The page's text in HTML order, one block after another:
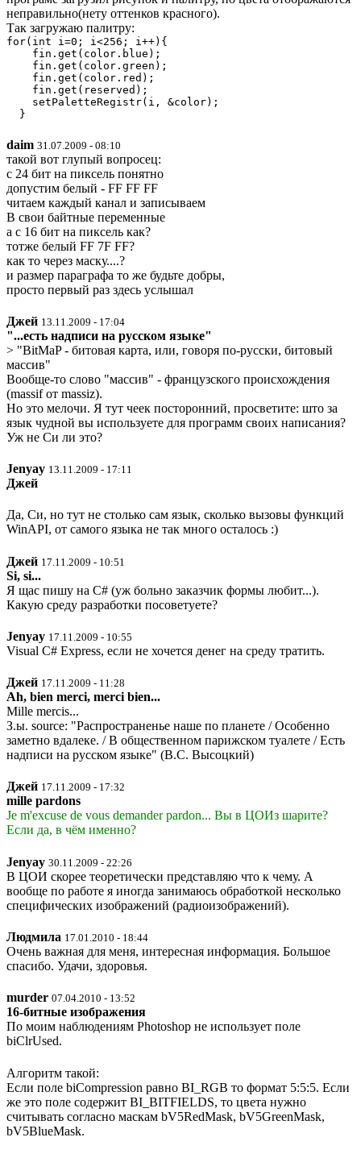
неправильно(нету оттенков красного).
Так загружаю палитру:
for(int i=0; i<256; i++){
    fin.get(color.blue);
    fin.get(color.green);
    fin.get(color.red);
    fin.get(reserved);
    setPaletteRegistr(i, &color);
  }
daim 31.07.2009 - 08:10
такой вот глупый вопросец:
с 24 бит на пиксель понятно
допустим белый - FF FF FF
читаем каждый канал и записываем
В свои байтные переменные
а с 16 бит на пиксель как?
тотже белый FF 7F FF?
как то через маску....?
и размер параграфа то же будьте добры,
просто первый раз здесь услышал
Джей 13.11.2009 - 17:04
"...есть надписи на русском языке"
> "BitMaP - битовая карта, или, говоря по-русски, битовый
массив"
Вообще-то слово "массив" - французского происхождения
(massif от massiz).
Но это мелочи. Я тут чеек посторонний, просветите: што за
язык чудной вы используете для программ своих написания?
Уж не Си ли это?
Jenyay 13.11.2009 - 17:11
Джей
Да, Си, но тут не столько сам язык, сколько вызовы функций
WinAPI, от самого языка не так много осталось :)
Джей 17.11.2009 - 10:51
Si, si...
Я щас пишу на C# (уж больно заказчик формы любит...).
Какую среду разработки посоветуете?
Jenyay 17.11.2009 - 10:55
Visual C# Express, если не хочется денег на среду тратить.
Джей 17.11.2009 - 11:28
Ah, bien merci, merci bien...
Mille mercis...
З.ы. source: "Распространенье наше по планете / Особенно
заметно вдалеке. / В общественном парижском туалете / Есть
надписи на русском языке" (В.С. Высоцкий)
Джей 17.11.2009 - 17:32
mille pardons
Je m'excuse de vous demander pardon... Вы в ЦОИз шарите?
Если да, в чём именно?
Jenyay 30.11.2009 - 22:26
В ЦОИ скорее теоретически представляю что к чему. А
вообще по работе я иногда занимаюсь обработкой несколько
специфических изображений (радиоизображений).
Людмила 17.01.2010 - 18:44
Очень важная для меня, интересная информация. Большое
спасибо. Удачи, здоровья.
murder 07.04.2010 - 13:52
16-битные изображения
По моим наблюдениям Photoshop не использует поле
biClrUsed.
Алгоритм такой:
Если поле biCompression равно BI_RGB то формат 5:5:5. Если
же это поле содержит BI_BITFIELDS, то цвета нужно
считывать согласно маскам bV5RedMask, bV5GreenMask,
bV5BlueMask.